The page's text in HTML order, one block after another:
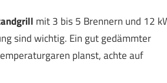
mit 3 bis 5 Brennern und 12
sind wichtig. Ein gut gedämmter
planst, achte auf